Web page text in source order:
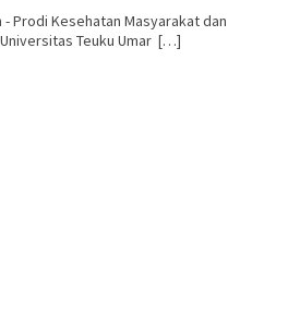
Prodi Kesehatan Masyarakat dan
Teuku Umar […]